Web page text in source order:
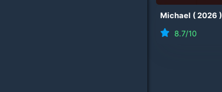
Michael (2026 )
8.7/10